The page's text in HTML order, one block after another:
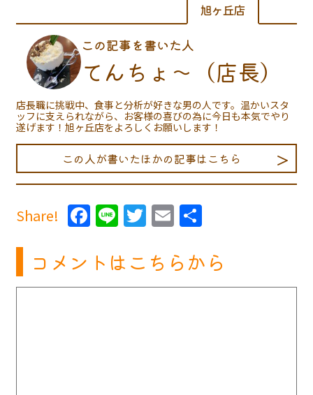
旭ヶ丘店
この記事を書いた人
てんちょ〜（店長）
店長職に挑戦中、食事と分析が好きな男の人です。温かいスタ
ッフに支えられながら、お客様の喜びの為に今日も本気でやり
遂げます！旭ヶ丘店をよろしくお願いします！
この人が書いたほかの記事はこちら
Share! Facebook
LineTwitter
Email
コメントはこちらから